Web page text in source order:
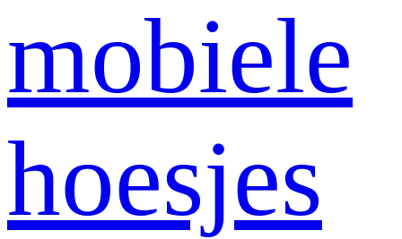
mobiele
hoesjes